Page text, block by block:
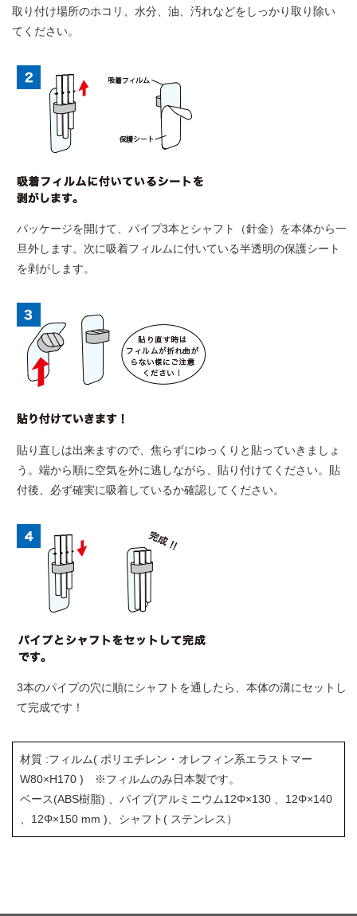
取り付け場所のホコリ、水分、油、汚れなどをしっかり取り除い
てください。
パッケージを開けて、パイプ3本とシャフト（針金）を本体から一
旦外します。次に吸着フィルムに付いている半透明の保護シート
を剥がします。
貼り直しは出来ますので、焦らずにゆっくりと貼っていきましょ
う。端から順に空気を外に逃しながら、貼り付けてください。貼
付後、必ず確実に吸着しているか確認してください。
3本のパイプの穴に順にシャフトを通したら、本体の溝にセットし
て完成です！
材質 :フィルム( ポリエチレン・オレフィン系エラストマー
W80×H170 ) ※フィルムのみ日本製です。
ベース(ABS樹脂) 、パイプ(アルミニウム12Φ×130 、12Φ×140
、12Φ×150 mm )、シャフト( ステンレス）